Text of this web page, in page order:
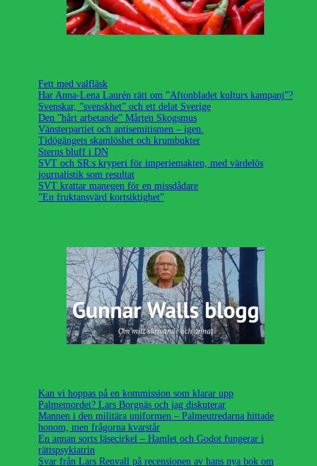
Fett med valfläsk
Har Anna-Lena Laurén rätt om ”Aftonbladet kulturs kampanj”?
Svenskar, ”svenskhet” och ett delat Sverige
Den ”hårt arbetande” Mårten Skogsmus
Vänsterpartiet och antisemitismen – igen.
Tidögängets skamlöshet och krumbukter
Sterns bluff i DN
SVT och SR:s kryperi för imperiemakten, med värdelös
journalistik som resultat
SVT krattar manegen för en missdådare
”En fruktansvärd kortsiktighet”
Kan vi hoppas på en kommission som klarar upp
Palmemordet? Lars Borgnäs och jag diskuterar
Mannen i den militära uniformen – Palmeutredarna hittade
honom, men frågorna kvarstår
En annan sorts läsecirkel – Hamlet och Godot fungerar i
rättspsykiatrin
Svar från Lars Renvall på recensionen av hans nya bok om